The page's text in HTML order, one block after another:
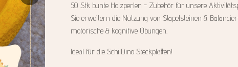
50 Stk bunte Holzperlen - Zubehör für unsere
Sie erweitern die Nutzung von Stapelsteinen &
motorische & kognitive Übungen.
Ideal für die SchilDino Steckplatten!